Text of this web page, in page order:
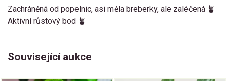
Zachráněná od popelnic, asi měla breberky, ale zaléčená 🪴
Aktivní růstový bod 🪴
Související aukce